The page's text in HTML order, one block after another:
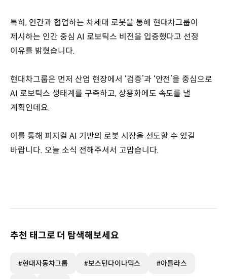
특히, 인간과 협업하는 차세대 로봇을 통해 현대차그룹이
제시하는 인간 중심 AI 로보틱스 비전을 입증했다고 선정
이유를 밝혔습니다.
현대차그룹은 먼저 산업 현장에서 ‘검증’과 ‘안전’을 중심으로
AI 로보틱스 생태계를 구축하고, 상용화에도 속도를 낼
계획인데요.
이를 통해 피지컬 AI 기반의 로봇 시장을 선도할 수 있길
바랍니다. 오늘 소식 전해주셔서 고맙습니다.
추천 태그로 더 탐색해보세요
#현대자동차그룹 #보스턴다이나믹스 #아틀라스